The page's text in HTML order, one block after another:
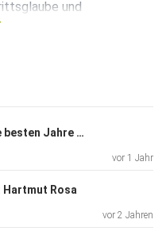
und
beginnt der Gedanke
zu gewinnen…
ich mich endlich
Müßiggangs zu
Lebensmitte – Durch die besten Jahre mit Barbara Bleisch
vor 1 Jahr
Hartmut Rosa
vor 2 Jahren